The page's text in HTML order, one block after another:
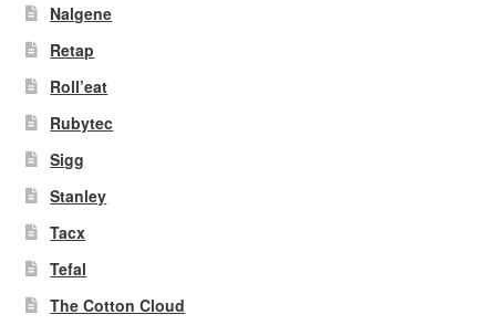
Nalgene
Retap
Roll’eat
Rubytec
Sigg
Stanley
Tacx
Tefal
The Cotton Cloud